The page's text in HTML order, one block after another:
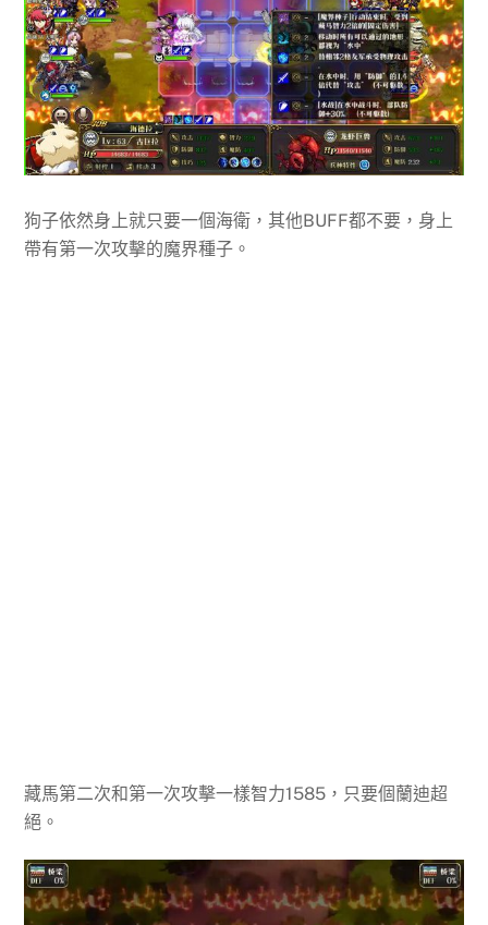
狗子依然身上就只要一個海衛，其他BUFF都不要，身上
帶有第一次攻擊的魔界種子。
藏馬第二次和第一次攻擊一樣智力1585，只要個蘭迪超
絕。